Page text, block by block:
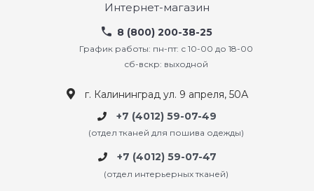
Интернет-магазин
8 (800) 200-38-25
График работы: пн-пт: с 10-00 до 18-00
сб-вскр: выходной
г. Калининград ул. 9 апреля, 50А
+7 (4012) 59-07-49
(отдел тканей для пошива одежды)
+7 (4012) 59-07-47
(отдел интерьерных тканей)